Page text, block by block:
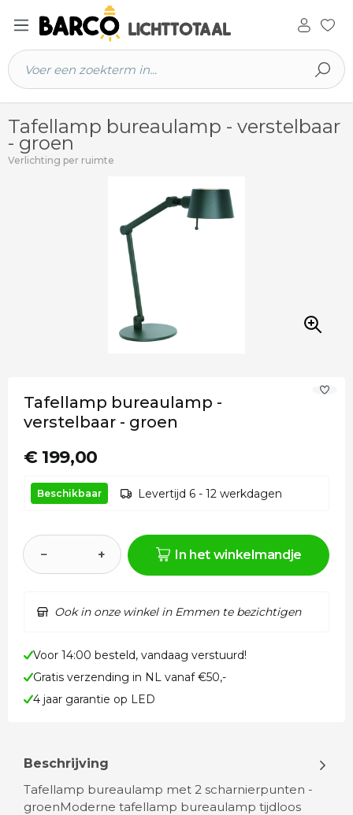
hoofdinhoud
Tafellamp bureaulamp - verstelbaar
- groen
Verlichting per ruimte
Tafellamp bureaulamp -
verstelbaar - groen
€ 199,00
Beschikbaar Levertijd 6 - 12 werkdagen
− + In het winkelmandje
Ook in onze winkel in Emmen te bezichtigen
Voor 14:00 besteld, vandaag verstuurd!
Gratis verzending in NL vanaf €50,-
4 jaar garantie op LED
Beschrijving
Tafellamp bureaulamp met 2 scharnierpunten -
groenModerne tafellamp bureaulamp tijdloos